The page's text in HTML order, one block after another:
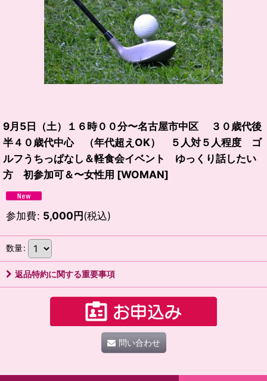
9月5日（土）１６時００分〜名古屋市中区 ３０歳代後
半４０歳代中心 （年代超えOK） ５人対５人程度 ゴ
ルフうちっぱなし＆軽食会イベント ゆっくり話したい
方 初参加可＆〜女性用 [WOMAN]
参加費: 5,000円(税込)
数量:
返品特約に関する重要事項
問い合わせ